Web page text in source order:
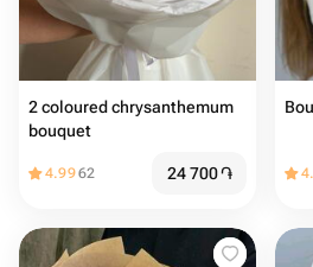
2 coloured chrysanthemum
bouquet
4.9962 24 700֏